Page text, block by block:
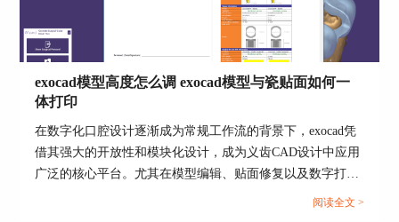
exocad义齿设计快捷键
熟练掌握一些快捷键操作，可以提高设计的效率。
以下是exocad义齿设计的一些常用快捷键：
exocad模型高度怎么调 exocad模型与瓷贴面如何一
体打印
在数字化口腔设计逐渐成为常规工作流的背景下，exocad凭
借其强大的开放性和模块化设计，成为义齿CAD设计中应用
广泛的核心平台。尤其在模型编辑、贴面修复以及数字打印
集成方面，exocad提供了精准控制与自由度兼具的解决方
阅读全文 >